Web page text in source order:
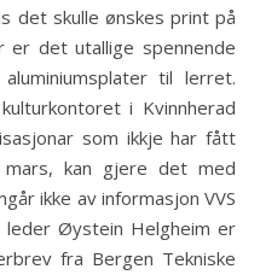
det skulle ønskes print på
er det utallige spennende
til lerret.
i Kvinnherad
som ikkje har fått
kan gjere det med
ikke av informasjon VVS
leder Øystein Helgheim er
fra Bergen Tekniske